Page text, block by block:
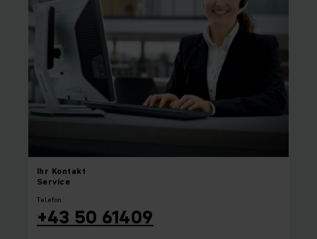
Ihr Kontakt
Service
Telefon
+43 50 61409